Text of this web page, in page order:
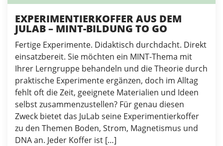
EXPERIMENTIERKOFFER AUS DEM
JULAB – MINT-BILDUNG TO GO
Fertige Experimente. Didaktisch durchdacht. Direkt
einsatzbereit. Sie möchten ein MINT-Thema mit
Ihrer Lerngruppe behandeln und die Theorie durch
praktische Experimente ergänzen, doch im Alltag
fehlt oft die Zeit, geeignete Materialien und Ideen
selbst zusammenzustellen? Für genau diesen
Zweck bietet das JuLab seine Experimentierkoffer
zu den Themen Boden, Strom, Magnetismus und
DNA an. Jeder Koffer ist […]